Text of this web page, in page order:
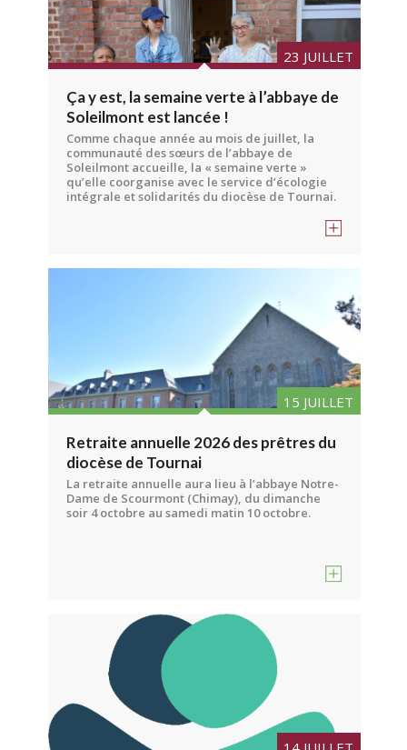
Ça y est, la semaine verte à l’abbaye de
Soleilmont est lancée !
Comme chaque année au mois de juillet, la
communauté des sœurs de l’abbaye de
Soleilmont accueille, la « semaine verte »
qu’elle coorganise avec le service d’écologie
intégrale et solidarités du diocèse de Tournai.
23 JUILLET
Retraite annuelle 2026 des prêtres du
diocèse de Tournai
La retraite annuelle aura lieu à l’abbaye Notre-
Dame de Scourmont (Chimay), du dimanche
soir 4 octobre au samedi matin 10 octobre.
15 JUILLET